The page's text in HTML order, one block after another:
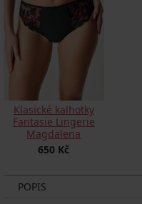
Klasické kalhotky
Fantasie Lingerie
Magdalena
650 Kč
POPIS